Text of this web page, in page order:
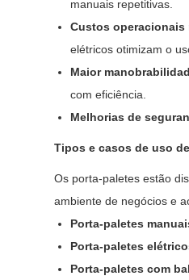
manuais repetitivas.
Custos operacionais
elétricos otimizam o
Maior
com eficiência.
Melhorias de
Tipos e casos de uso
Os porta-paletes estão
ambiente de negócios e
Porta-paletes
Porta-paletes
Porta-paletes com